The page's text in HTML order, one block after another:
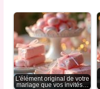
L'élément original de votre
mariage que vos invités…